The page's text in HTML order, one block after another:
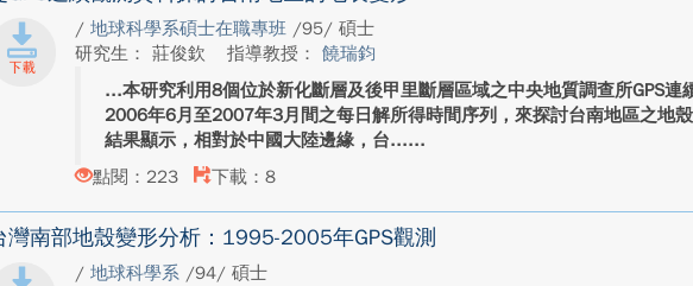
/地球科學系碩士在職專班 /95/ 碩士
研究生： 莊俊欽
指導教授：饒瑞鈞
本研究利用8個位於新化斷層及後甲里斷層區域之中央地質調查所GPS連
2006年6月至2007年3月間之每日解所得時間序列，來探討台南地區之地
結果顯示，相對於中國大陸邊緣，台...
點閱：223
下載：8
灣南部地殼變形分析：1995-2005年GPS觀測
/地球科學系 /94/ 碩士